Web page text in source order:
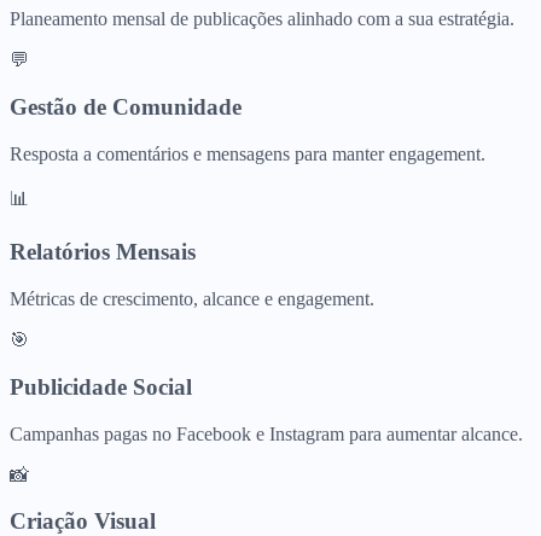
Planeamento mensal de publicações alinhado com a sua estratégia.
💬
Gestão de Comunidade
Resposta a comentários e mensagens para manter engagement.
📊
Relatórios Mensais
Métricas de crescimento, alcance e engagement.
🎯
Publicidade Social
Campanhas pagas no Facebook e Instagram para aumentar alcance.
📸
Criação Visual